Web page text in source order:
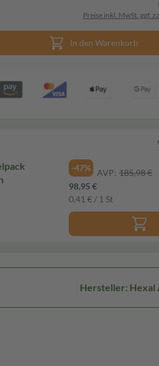
Preise inkl. MwSt. ggf.
In den Warenkorb
-47% AVP: 185,98 €
98,95 €
0,41 € / 1 St
Hersteller: Hexal